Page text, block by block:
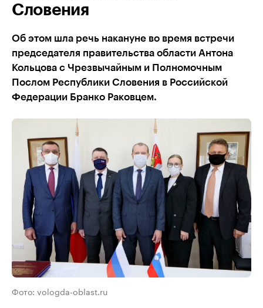
Словения
Об этом шла речь накануне во время встречи
председателя правительства области Антона
Кольцова с Чрезвычайным и Полномочным
Послом Республики Словения в Российской
Федерации Бранко Раковцем.
Фото: vologda-oblast.ru